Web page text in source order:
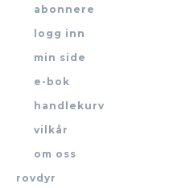
abonnere
logg inn
min side
e-bok
handlekurv
vilkår
om oss
rovdyr